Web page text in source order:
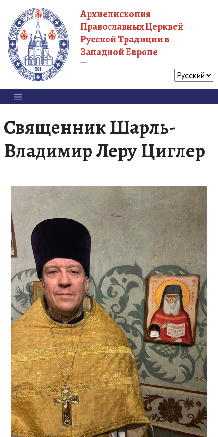
Архиепископия
Православных Церквей
Русской Традиции в
Западной Европе
Священник Шарль-
Владимир Леру Циглер